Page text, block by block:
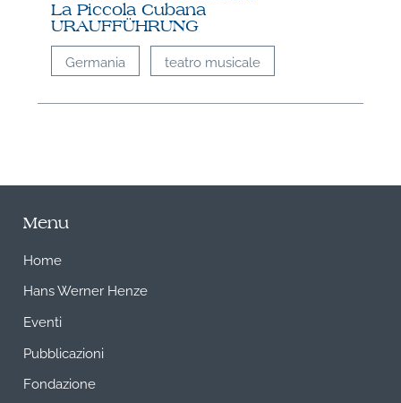
La Piccola Cubana
URAUFFÜHRUNG
Germania teatro musicale
Menu
Home
Hans Werner Henze
Eventi
Pubblicazioni
Fondazione